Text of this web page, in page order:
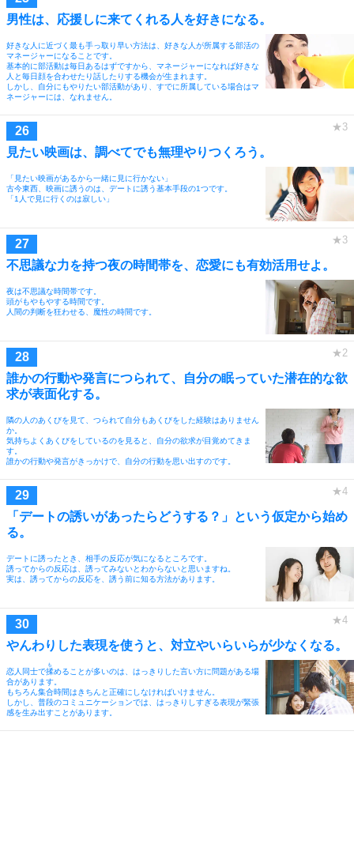
男性は、応援しに来てくれる人を好きになる。
好きな人に近づく最も手っ取り早い方法は、好きな人が所属する部活の
マネージャーになることです。
基本的に部活動は毎日あるはずですから、マネージャーになれば好きな
人と毎日顔を合わせたり話したりする機会が生まれます。
しかし、自分にもやりたい部活動があり、すでに所属している場合はマ
ネージャーには、なれません。
見たい映画は、調べてでも無理やりつくろう。
「見たい映画があるから一緒に見に行かない」
古今東西、映画に誘うのは、デートに誘う基本手段の1つです。
「1人で見に行くのは寂しい」
不思議な力を持つ夜の時間帯を、恋愛にも有効活用せよ。
夜は不思議な時間帯です。
頭がもやもやする時間です。
人間の判断を狂わせる、魔性の時間です。
誰かの行動や発言につられて、自分の眠っていた潜在的な欲
求が表面化する。
隣の人のあくびを見て、つられて自分もあくびをした経験はありません
か。
気持ちよくあくびをしているのを見ると、自分の欲求が目覚めてきま
す。
誰かの行動や発言がきっかけで、自分の行動を思い出すのです。
「デートの誘いがあったらどうする？」という仮定から始め
る。
デートに誘ったとき、相手の反応が気になるところです。
誘ってからの反応は、誘ってみないとわからないと思いますね。
実は、誘ってからの反応を、誘う前に知る方法があります。
やんわりした表現を使うと、対立やいらいらが少なくなる。
恋人同士で揉
も
めることが多いのは、はっきりした言い方に問題がある場
合があります。
もちろん集合時間はきちんと正確にしなければいけません。
しかし、普段のコミュニケーションでは、はっきりしすぎる表現が緊張
感を生み出すことがあります。